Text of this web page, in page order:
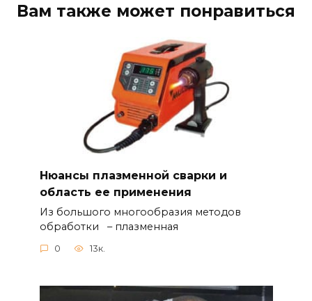
Вам также может понравиться
Нюансы плазменной сварки и
область ее применения
Из большого многообразия методов
обработки – плазменная
0 13к.